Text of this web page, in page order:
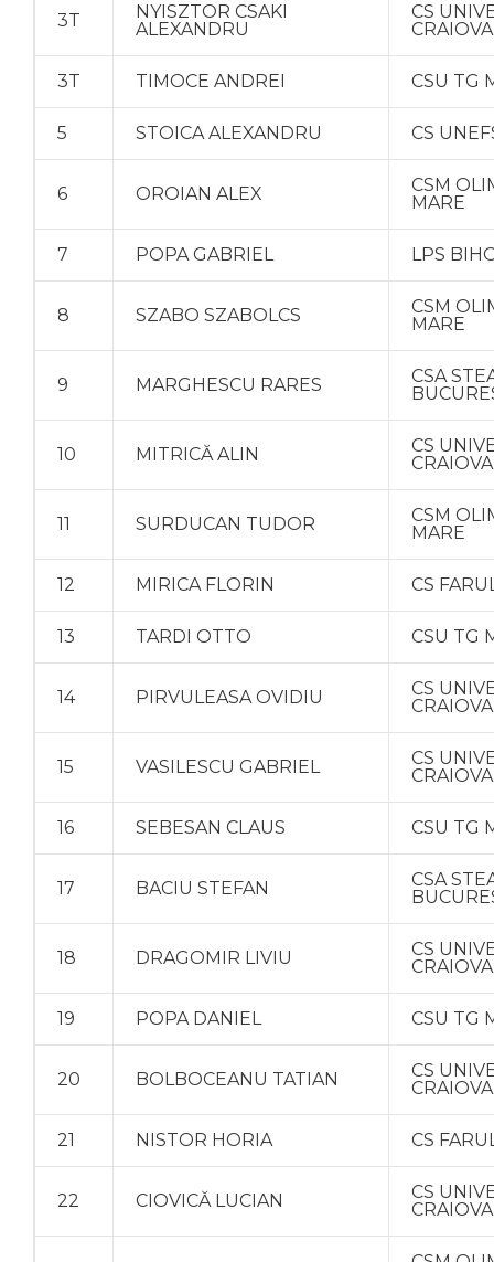
3T
NYISZTOR CSAKI
ALEXANDRU
CS
CRAIOVA
3T TIMOCE ANDREI CSU TG
5 STOICA ALEXANDRU CS
6 OROIAN ALEX
CSM
MARE
7 POPA GABRIEL LPS
8 SZABO SZABOLCS
CSM
MARE
9 MARGHESCU RARES
CSA
10 MITRICĂ ALIN
CS
CRAIOVA
11 SURDUCAN TUDOR
CSM
MARE
12 MIRICA FLORIN CS
13 TARDI OTTO CSU TG
14 PIRVULEASA OVIDIU
CS
CRAIOVA
15 VASILESCU GABRIEL
CS
CRAIOVA
16 SEBESAN CLAUS CSU TG
17 BACIU STEFAN
CSA
18 DRAGOMIR LIVIU
CS
CRAIOVA
19 POPA DANIEL CSU TG
20 BOLBOCEANU TATIAN
CS
CRAIOVA
21 NISTOR HORIA CS
22 CIOVICĂ LUCIAN
CS
CRAIOVA